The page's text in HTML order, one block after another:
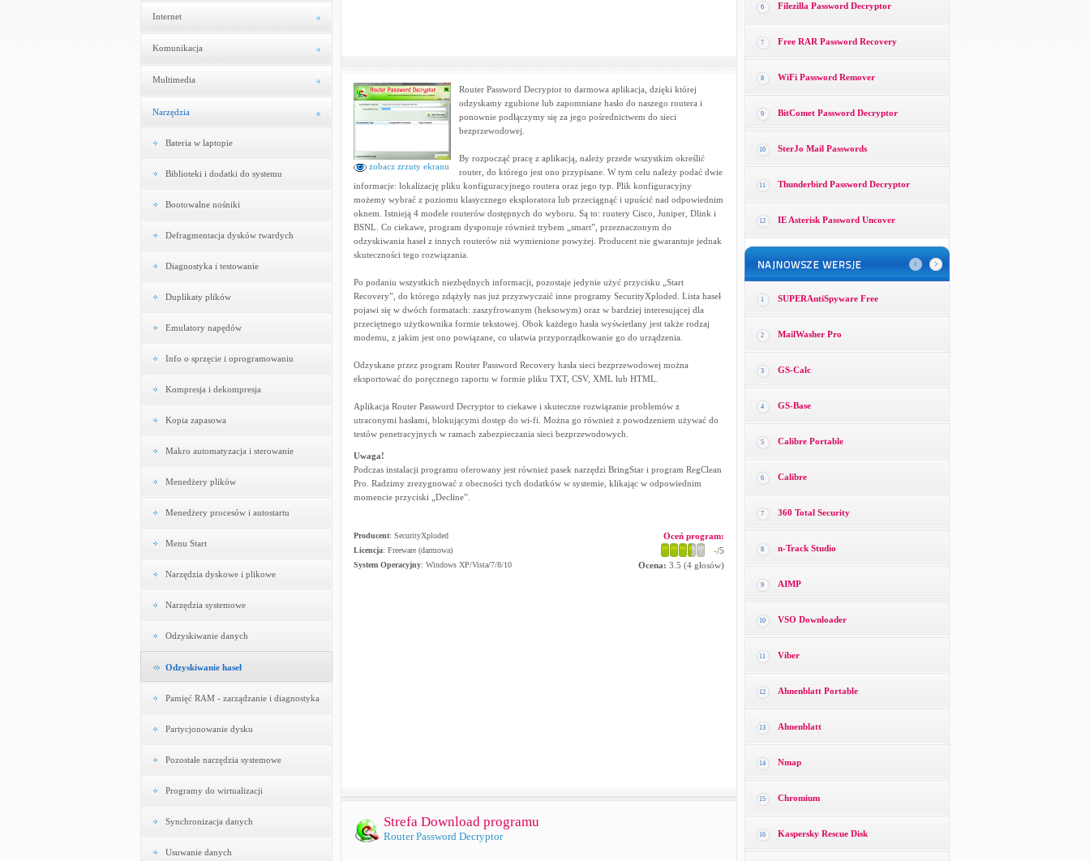
Internet
Komunikacja
Multimedia
Narzędzia
Bateria w laptopie
Biblioteki i dodatki do systemu
Bootowalne nośniki
Defragmentacja dysków twardych
Diagnostyka i testowanie
Duplikaty plików
Emulatory napędów
Info o sprzęcie i oprogramowaniu
Kompresja i dekompresja
Kopia zapasowa
Makro automatyzacja i sterowanie
Menedżery plików
Menedżery procesów i autostartu
Menu Start
Narzędzia dyskowe i plikowe
Narzędzia systemowe
Odzyskiwanie danych
Odzyskiwanie haseł
Pamięć RAM - zarządzanie i diagnostyka
Partycjonowanie dysku
Pozostałe narzędzia systemowe
Programy do wirtualizacji
Synchronizacja danych
Usuwanie danych
zobacz zrzuty ekranu
Router Password Decryptor to darmowa aplikacja, dzięki której
odzyskamy zgubione lub zapomniane hasło do naszego routera i
ponownie podłączymy się za jego pośrednictwem do sieci
bezprzewodowej.
By rozpocząć pracę z aplikacją, należy przede wszystkim określić
router, do którego jest ono przypisane. W tym celu należy podać dwie
informacje: lokalizację pliku konfiguracyjnego routera oraz jego typ. Plik konfiguracyjny
możemy wybrać z poziomu klasycznego eksploratora lub przeciągnąć i upuścić nad odpowiednim
oknem. Istnieją 4 modele routerów dostępnych do wyboru. Są to: routery Cisco, Juniper, Dlink i
BSNL. Co ciekawe, program dysponuje również trybem „smart”, przeznaczonym do
odzyskiwania haseł z innych routerów niż wymienione powyżej. Producent nie gwarantuje jednak
skuteczności tego rozwiązania.
Po podaniu wszystkich niezbędnych informacji, pozostaje jedynie użyć przycisku „Start
Recovery”, do którego zdążyły nas już przyzwyczaić inne programy SecurityXploded. Lista haseł
pojawi się w dwóch formatach: zaszyfrowanym (heksowym) oraz w bardziej interesującej dla
przeciętnego użytkownika formie tekstowej. Obok każdego hasła wyświetlany jest także rodzaj
modemu, z jakim jest ono powiązane, co ułatwia przyporządkowanie go do urządzenia.
Odzyskane przez program Router Password Recovery hasła sieci bezprzewodowej można
eksportować do poręcznego raportu w formie pliku TXT, CSV, XML lub HTML.
Aplikacja Router Password Decryptor to ciekawe i skuteczne rozwiązanie problemów z
utraconymi hasłami, blokującymi dostęp do wi-fi. Można go również z powodzeniem używać do
testów penetracyjnych w ramach zabezpieczania sieci bezprzewodowych.
Uwaga!
Podczas instalacji programu oferowany jest również pasek narzędzi BringStar i program RegClean
Pro. Radzimy zrezygnować z obecności tych dodatków w systemie, klikając w odpowiednim
momencie przyciski „Decline”.
Producent: SecurityXploded
Licencja: Freeware (darmowa)
System Operacyjny: Windows XP/Vista/7/8/10
Oceń program:
-/5
Ocena: 3.5 (4głosów)
Strefa Download programu
Router Password Decryptor
6 Filezilla Password Decryptor
7 Free RAR Password Recovery
8 WiFi Password Remover
9 BitComet Password Decryptor
10 SterJo Mail Passwords
11 Thunderbird Password Decryptor
12 IE Asterisk Password Uncover
1 SUPERAntiSpyware Free
2 MailWasher Pro
3 GS-Calc
4 GS-Base
5 Calibre Portable
6 Calibre
7 360 Total Security
8 n-Track Studio
9 AIMP
10 VSO Downloader
11 Viber
12 Ahnenblatt Portable
13 Ahnenblatt
14 Nmap
15 Chromium
16 Kaspersky Rescue Disk